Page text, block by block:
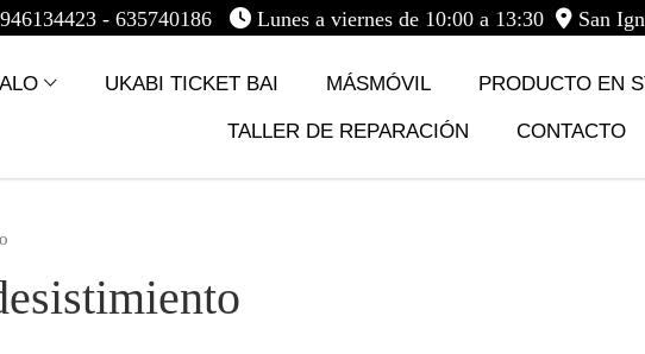
- 635740186 Lunes a viernes de 10:00 a 13:30 San
UKABI TICKET BAI MÁSMÓVIL PRODUCTO EN
TALLER DE REPARACIÓN CONTACTO